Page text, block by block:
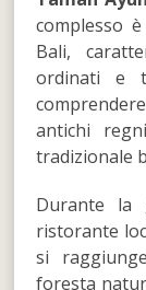
complesso
Bali,
ordinati e
antichi
tradizionale
Durante la
ristorante
si
foresta